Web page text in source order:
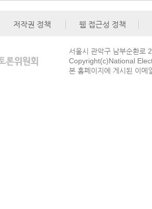
저작권 정책 웹 접근성 정책
서울시 관악구 남부순환로
Copyright(c)National
본 홈페이지에 게시된 이메